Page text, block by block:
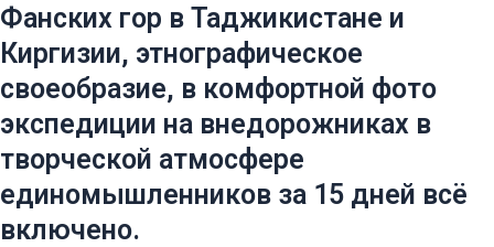
Фанских гор в Таджикистане и
Киргизии, этнографическое
своеобразие, в комфортной фото
экспедиции на внедорожниках в
творческой атмосфере
единомышленников за 15 дней всё
включено.